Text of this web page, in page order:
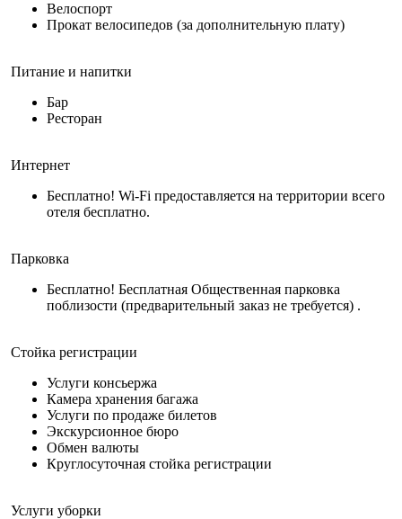
Велоспорт
Прокат велосипедов (за дополнительную плату)
Питание и напитки
Бар
Ресторан
Интернет
Бесплатно! Wi-Fi предоставляется на территории всего
отеля бесплатно.
Парковка
Бесплатно! Бесплатная Общественная парковка
поблизости (предварительный заказ не требуется) .
Стойка регистрации
Услуги консьержа
Камера хранения багажа
Услуги по продаже билетов
Экскурсионное бюро
Обмен валюты
Круглосуточная стойка регистрации
Услуги уборки